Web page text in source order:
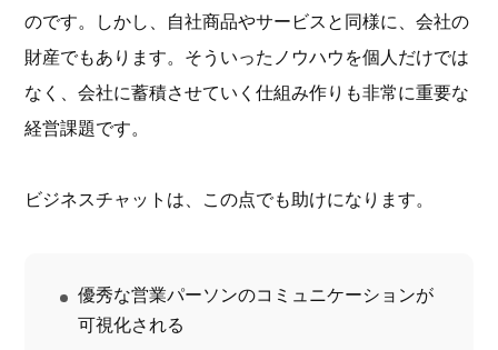
のです。しかし、自社商品やサービスと同様に、会社の
財産でもあります。そういったノウハウを個人だけでは
なく、会社に蓄積させていく仕組み作りも非常に重要な
経営課題です。
ビジネスチャットは、この点でも助けになります。
優秀な営業パーソンのコミュニケーションが
可視化される